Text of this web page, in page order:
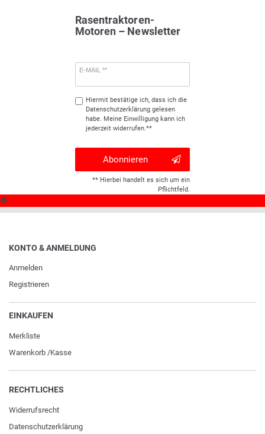
Rasentraktoren-
Motoren – Newsletter
E-MAIL **
Hiermit bestätige ich, dass ich die
Daten­schutz­erklärunggelesen
habe. Meine Einwilligung kann ich
jederzeit widerrufen.**
Abonnieren
** Hierbei handelt es sich um ein
Pflichtfeld.
KONTO & ANMELDUNG
Anmelden
Registrieren
EINKAUFEN
Merkliste
Warenkorb /Kasse
RECHTLICHES
Widerrufs­recht
Daten­schutz­erklärung